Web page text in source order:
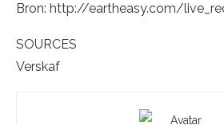
Bron: http://eartheasy.com/
SOURCES
Verskaf